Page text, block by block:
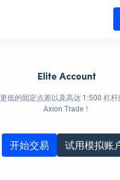
Elite Account
低的固定点差以及高达 1:500 杠
Axion Trade！
开始交易 试用模拟账